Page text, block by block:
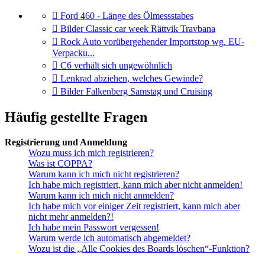
Gehe
zum
letzten
Beitrag
Ford 460 - Länge des Ölmessstabes
Gehe
zum
letzten
Beitrag
Bilder Classic car week Rättvik Travbana
Gehe
zum
letzten
Beitrag
Rock Auto vorübergehender Importstop wg. EU-
Verpacku...
Gehe
zum
letzten
Beitrag
C6 verhält sich ungewöhnlich
Gehe
zum
letzten
Lenkrad abziehen, welches Gewinde?
Gehe
letzten
Beitrag
Bilder Falkenberg Samstag und Cruising
Häufig gestellte Fragen
Registrierung und Anmeldung
Wozu muss ich mich registrieren?
Was ist COPPA?
Warum kann ich mich nicht registrieren?
Ich habe mich registriert, kann mich aber nicht anmelden!
Warum kann ich mich nicht anmelden?
Ich habe mich vor einiger Zeit registriert, kann mich aber
nicht mehr anmelden?!
Ich habe mein Passwort vergessen!
Warum werde ich automatisch abgemeldet?
Wozu ist die „Alle Cookies des Boards löschen“-Funktion?